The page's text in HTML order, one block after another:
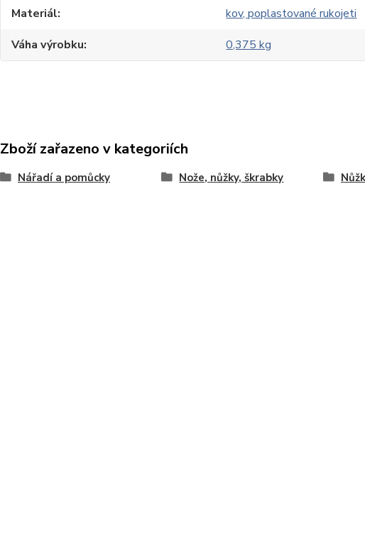
Materiál
kov, poplastované rukojeti
Váha výrobku
0,375 kg
Zboží zařazeno v kategoriích
Nářadí a pomůcky Nože, nůžky, škrabky